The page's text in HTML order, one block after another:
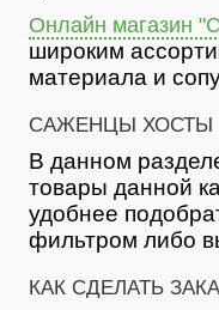
Онлайн магазин
широким
материала и
САЖЕНЦЫ ХОСТЫ
В данном
товары данной
удобнее
фильтром либо
КАК СДЕЛАТЬ